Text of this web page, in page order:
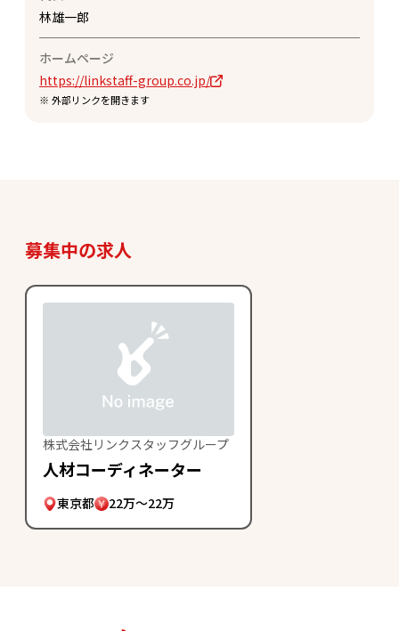
林雄一郎
ホームページ
https://linkstaff-group.co.jp/
※ 外部リンクを開きます
募集中の求人
株式会社リンクスタッフグループ
人材コーディネーター
東京都 22万～22万